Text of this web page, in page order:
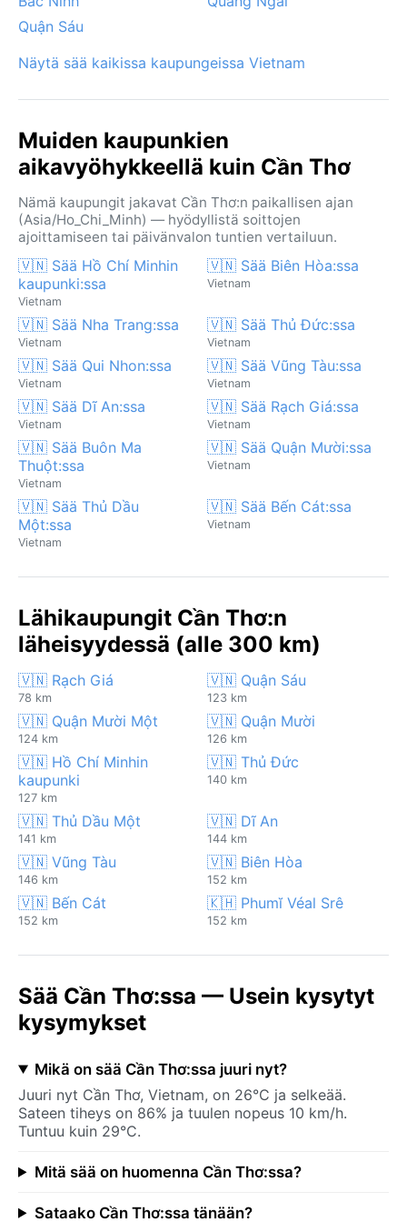
Quận Sáu
Näytä sää kaikissa kaupungeissa Vietnam
Muiden kaupunkien
aikavyöhykkeellä kuin Cần Thơ
Nämä kaupungit jakavat Cần Thơ:n paikallisen ajan
(Asia/Ho_Chi_Minh) — hyödyllistä soittojen
ajoittamiseen tai päivänvalon tuntien vertailuun.
🇻🇳 Sää Hồ Chí Minhin
kaupunki:ssa
Vietnam
🇻🇳 Sää Biên Hòa:ssa
Vietnam
🇻🇳 Sää Nha Trang:ssa
Vietnam
🇻🇳 Sää Thủ Đức:ssa
Vietnam
🇻🇳 Sää Qui Nhon:ssa
Vietnam
🇻🇳 Sää Vũng Tàu:ssa
Vietnam
🇻🇳 Sää Dĩ An:ssa
Vietnam
🇻🇳 Sää Rạch Giá:ssa
Vietnam
🇻🇳 Sää Buôn Ma
Thuột:ssa
Vietnam
🇻🇳 Sää Quận Mười:ssa
Vietnam
🇻🇳 Sää Thủ Dầu
Một:ssa
Vietnam
🇻🇳 Sää Bến Cát:ssa
Vietnam
Lähikaupungit Cần Thơ:n
läheisyydessä (alle 300 km)
🇻🇳 Rạch Giá
78 km
🇻🇳 Quận Sáu
123 km
🇻🇳 Quận Mười Một
124 km
🇻🇳 Quận Mười
126 km
🇻🇳 Hồ Chí Minhin
kaupunki
127 km
🇻🇳 Thủ Đức
140 km
🇻🇳 Thủ Dầu Một
141 km
🇻🇳 Dĩ An
144 km
🇻🇳 Vũng Tàu
146 km
🇻🇳 Biên Hòa
152 km
🇻🇳 Bến Cát
152 km
🇰🇭 Phumĭ Véal Srê
152 km
Sää Cần Thơ:ssa — Usein kysytyt
kysymykset
Mikä on sää Cần Thơ:ssa juuri nyt?
Juuri nyt Cần Thơ, Vietnam, on 26°C ja selkeää.
Sateen tiheys on 86% ja tuulen nopeus 10 km/h.
Tuntuu kuin 29°C.
Mitä sää on huomenna Cần Thơ:ssa?
Sataako Cần Thơ:ssa tänään?